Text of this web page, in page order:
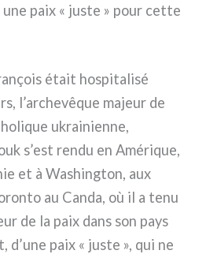
paix « juste » pour cet­te
était hospi­ta­li­sé
l’archevêque majeur de
ukrai­nien­ne,
s’est ren­du en Amérique,
et à Washington, aux
au Canda, où il a tenu
de la paix dans son pays
d’une paix « juste », qui ne